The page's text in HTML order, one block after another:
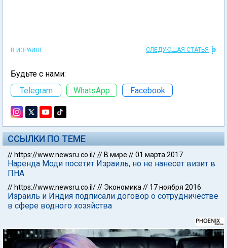
В ИЗРАИЛЕ СЛЕДУЮЩАЯ СТАТЬЯ
Будьте с нами:
Telegram
WhatsApp Facebook
ССЫЛКИ ПО ТЕМЕ
// https://www.newsru.co.il/// В мире //01 марта 2017
Наренда Моди посетит Израиль, но не нанесет визит в
ПНА
// https://www.newsru.co.il/// Экономика // 17 ноября 2016
Израиль и Индия подписали договор о сотрудничестве
в сфере водного хозяйства